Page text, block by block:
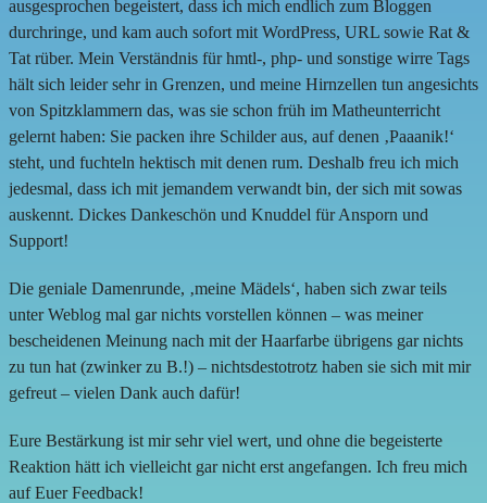
ausgesprochen begeistert, dass ich mich endlich zum Bloggen
durchringe, und kam auch sofort mit WordPress, URL sowie Rat &
Tat rüber. Mein Verständnis für hmtl-, php- und sonstige wirre Tags
hält sich leider sehr in Grenzen, und meine Hirnzellen tun angesichts
von Spitzklammern das, was sie schon früh im Matheunterricht
gelernt haben: Sie packen ihre Schilder aus, auf denen ‚Paaanik!‘
steht, und fuchteln hektisch mit denen rum. Deshalb freu ich mich
jedesmal, dass ich mit jemandem verwandt bin, der sich mit sowas
auskennt. Dickes Dankeschön und Knuddel für Ansporn und
Support!
Die geniale Damenrunde, ‚meine Mädels‘, haben sich zwar teils
unter Weblog mal gar nichts vorstellen können – was meiner
bescheidenen Meinung nach mit der Haarfarbe übrigens gar nichts
zu tun hat (zwinker zu B.!) – nichtsdestotrotz haben sie sich mit mir
gefreut – vielen Dank auch dafür!
Eure Bestärkung ist mir sehr viel wert, und ohne die begeisterte
Reaktion hätt ich vielleicht gar nicht erst angefangen. Ich freu mich
auf Euer Feedback!